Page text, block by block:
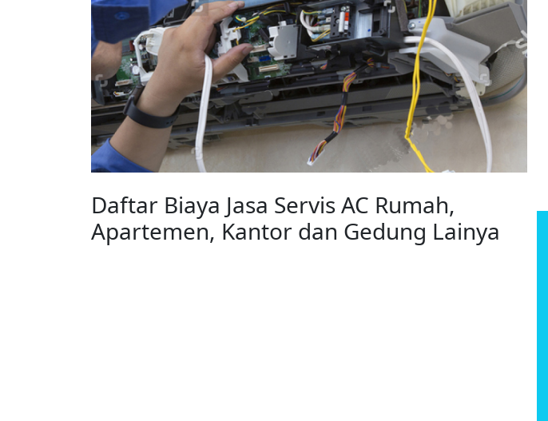
Daftar Biaya Jasa Servis AC Rumah,
Apartemen, Kantor dan Gedung Lainya